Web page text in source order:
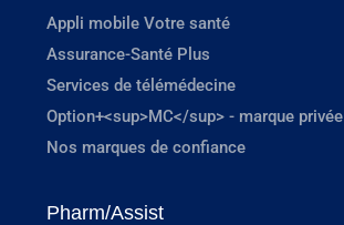
Appli mobile Votre santé
Assurance-Santé Plus
Services de télémédecine
Option+<sup>MC</sup> - marque privée
Nos marques de confiance
Pharm/Assist